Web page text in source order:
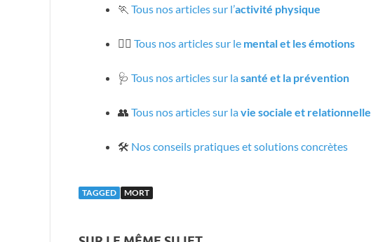
🏃 Tous nos articles sur l’activité physique
🧘‍♀️ Tous nos articles sur le mental et les émotions
🩺 Tous nos articles sur lasanté et la prévention
👥 Tous nos articles sur lavie sociale et relationnelle
🛠️ Nos conseils pratiques et solutions concrètes
TAGGED MORT